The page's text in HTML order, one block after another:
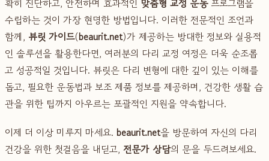
수립하는 것이 가장 현명한 방법입니다. 이러한 전문적인 조언과
함께, 뷰릿 가이드(beaurit.net)가 제공하는 방대한 정보와 실용적
인 솔루션을 활용한다면, 여러분의 다리 교정 여정은 더욱 순조롭
고 성공적일 것입니다. 뷰릿은 다리 변형에 대한 깊이 있는 이해를
돕고, 필요한 운동법과 보조 제품 정보를 제공하며, 건강한 생활 습
관을 위한 팁까지 아우르는 포괄적인 지원을 약속합니다.
이제 더 이상 미루지 마세요. beaurit.net을 방문하여 자신의 다리
건강을 위한 첫걸음을 내딛고, 전문가 상담의 문을 두드려보세요.